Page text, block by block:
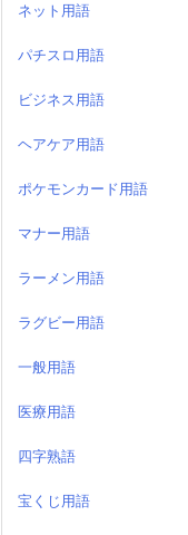
ネット用語
パチスロ用語
ビジネス用語
ヘアケア用語
ポケモンカード用語
マナー用語
ラーメン用語
ラグビー用語
一般用語
医療用語
四字熟語
宝くじ用語